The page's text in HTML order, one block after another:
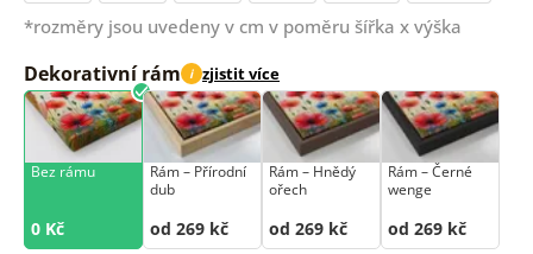
*rozměry jsou uvedeny v cm v poměru šířka x výška
Dekorativní rám i zjistit více
Bez rámu
0 Kč
Rám –⁠⁠⁠⁠⁠⁠ Přírodní
dub
od 269 kč
Rám –⁠⁠⁠⁠⁠⁠ Hnědý
ořech
od 269 kč
Rám –⁠⁠⁠⁠⁠⁠ Černé
wenge
od 269 kč